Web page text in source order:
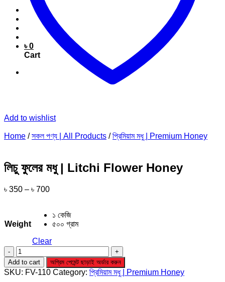
৳0
Cart
Add to wishlist
Home / সকল পণ্য | All Products / প্রিমিয়াম মধু | Premium Honey
লিচু ফুলের মধু | Litchi Flower Honey
৳ 350 – ৳ 700
Weight
১ কেজি
৫০০ গ্রাম
Clear
লিচু
ফুলের
মধু
|
Add to cart অগ্রিম পেমেন্ট ছাড়াই অর্ডার করুন
SKU: FV-110 Category: প্রিমিয়াম মধু | Premium Honey